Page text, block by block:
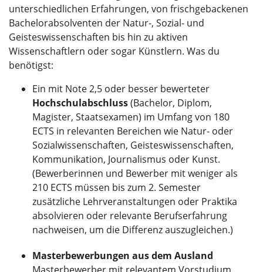
unterschiedlichen Erfahrungen, von frischgebackenen
Bachelorabsolventen der Natur-, Sozial- und
Geisteswissenschaften bis hin zu aktiven
Wissenschaftlern oder sogar Künstlern. Was du
benötigst:
Ein mit Note 2,5 oder besser bewerteter
Hochschulabschluss(Bachelor, Diplom,
Magister, Staatsexamen) im Umfang von 180
ECTS in relevanten Bereichen wie Natur- oder
Sozialwissenschaften, Geisteswissenschaften,
Kommunikation, Journalismus oder Kunst.
(Bewerberinnen und Bewerber mit weniger als
210 ECTS müssen bis zum 2. Semester
zusätzliche Lehrveranstaltungen oder Praktika
absolvieren oder relevante Berufserfahrung
nachweisen, um die Differenz auszugleichen.)
Masterbewerbungen aus dem Ausland